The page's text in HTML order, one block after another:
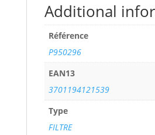
P950296
quantity
Additional
Référence
P950296
EAN13
3701194121539
Type
FILTRE